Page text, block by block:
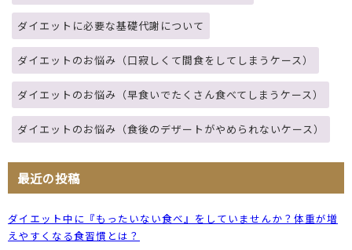
ダイエットに必要な基礎代謝について
ダイエットのお悩み（口寂しくて間食をしてしまうケース）
ダイエットのお悩み（早食いでたくさん食べてしまうケース）
ダイエットのお悩み（食後のデザートがやめられないケース）
最近の投稿
ダイエット中に『もったいない食べ』をしていませんか？体重が増
えやすくなる食習慣とは？